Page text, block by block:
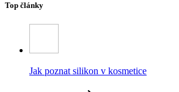
Top články
Jak poznat silikon v kosmetice